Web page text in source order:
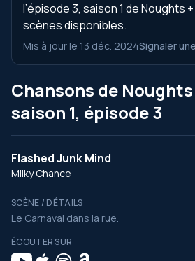
l’épisode 3, saison 1 de Noughts
scènes disponibles.
Mis à jour le 13 déc. 2024Signaler
Chansons de Noughts
saison 1, épisode 3
Flashed Junk Mind
Milky Chance
SCÈNE / DÉTAILS
Le Carnaval dans la rue.
ÉCOUTER SUR